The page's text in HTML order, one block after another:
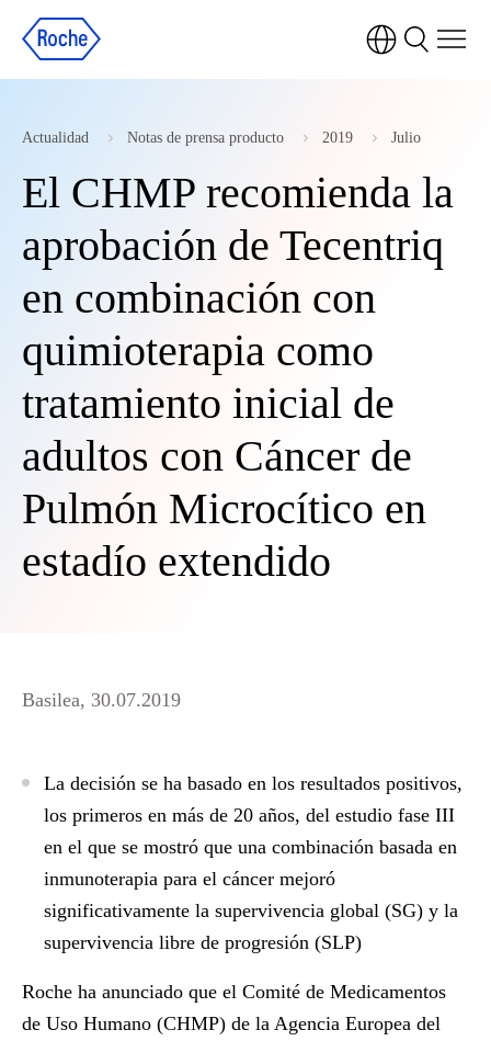
Actualidad Notas de prensa producto 2019 Julio
El CHMP recomienda la
aprobación de Tecentriq
en combinación con
quimioterapia como
tratamiento inicial de
adultos con Cáncer de
Pulmón Microcítico en
estadío extendido
Basilea, 30.07.2019
La decisión se ha basado en los resultados positivos,
los primeros en más de 20 años, del estudio fase III
en el que se mostró que una combinación basada en
inmunoterapia para el cáncer mejoró
significativamente la supervivencia global (SG) y la
supervivencia libre de progresión (SLP)
Roche ha anunciado que el Comité de Medicamentos
de Uso Humano (CHMP) de la Agencia Europea del